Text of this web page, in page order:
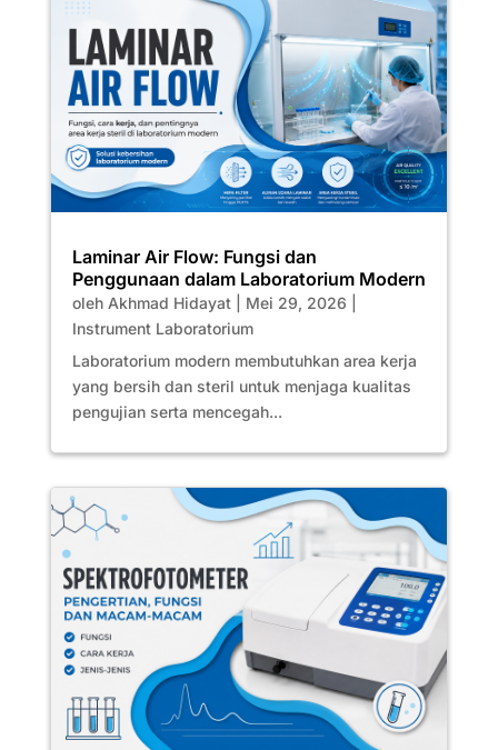
Laminar Air Flow: Fungsi dan
Penggunaan dalam Laboratorium Modern
oleh Akhmad Hidayat| Mei 29, 2026
Instrument Laboratorium
Laboratorium modern membutuhkan area kerja
yang bersih dan steril untuk menjaga kualitas
pengujian serta mencegah...